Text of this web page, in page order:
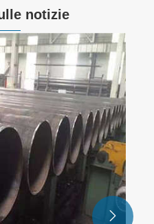
notizie
la giusta linea di
in PVC?
>>
